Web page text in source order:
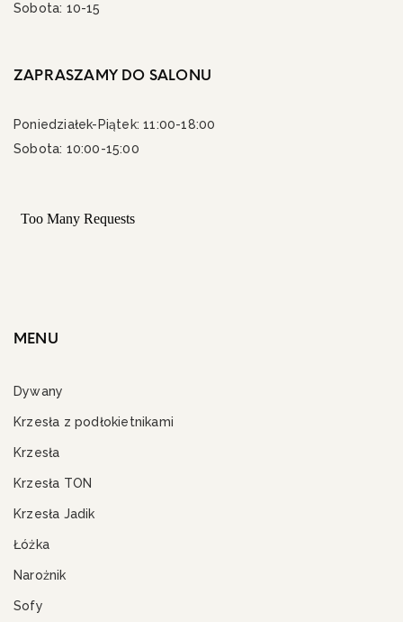
Sobota: 10-15
ZAPRASZAMY DO SALONU
Poniedziałek-Piątek: 11:00-18:00
Sobota: 10:00-15:00
MENU
Dywany
Krzesła z podłokietnikami
Krzesła
Krzesła TON
Krzesła Jadik
Łóżka
Narożnik
Sofy